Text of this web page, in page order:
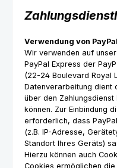
Verwendung von
Wir verwenden auf
PayPal Express der
(22-24 Boulevard Royal
Datenverarbeitung dient
über den Zahlungsdienst
können. Zur Einbindung
erforderlich, dass
(z.B. IP-Adresse,
Standort Ihres Geräts)
Hierzu können auch
Cookies ermöglichen